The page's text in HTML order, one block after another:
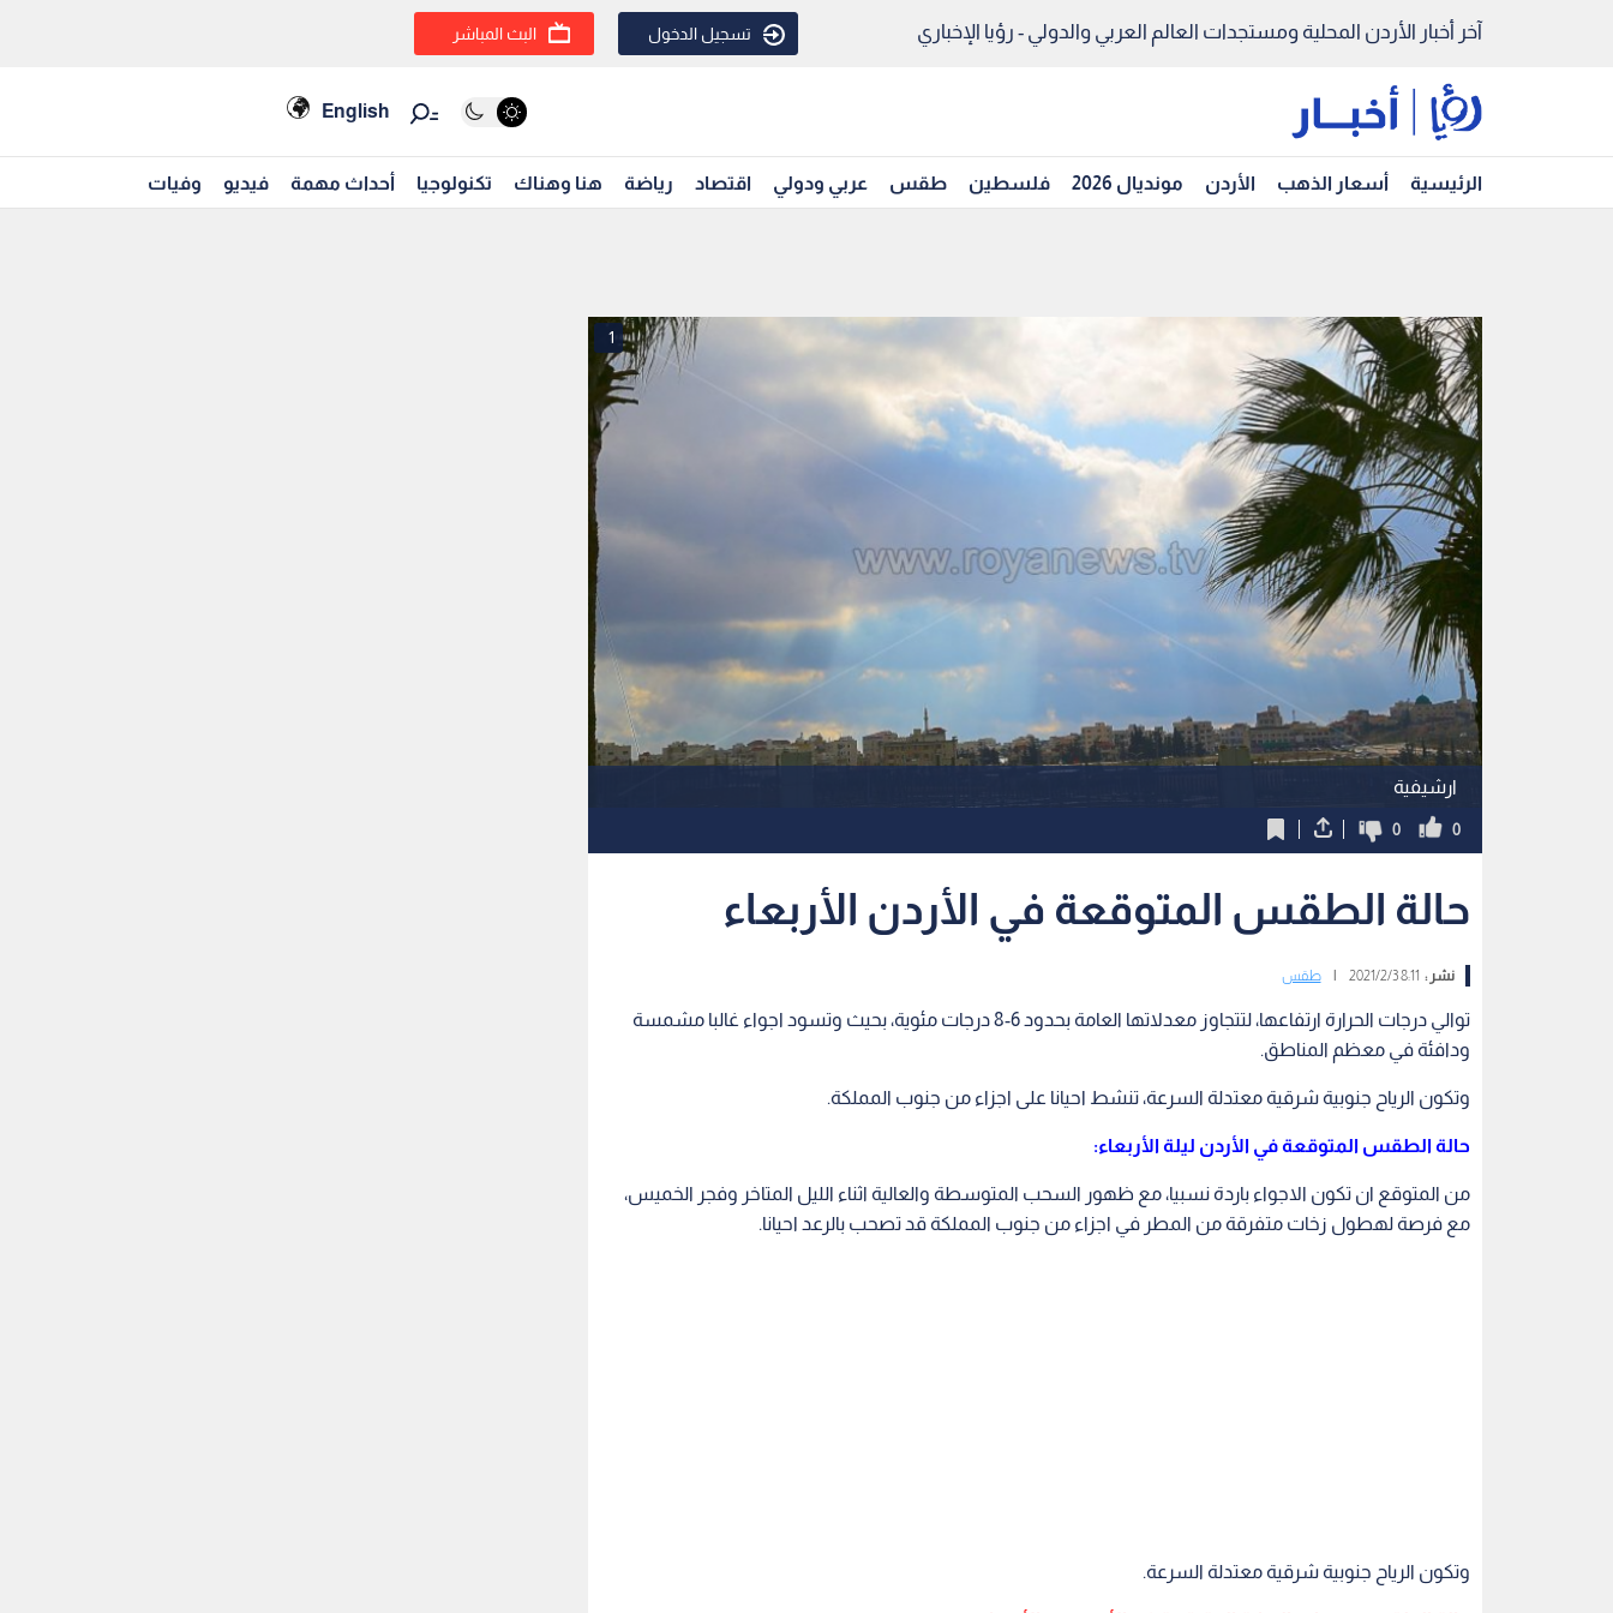
آخر أخبار الأردن المحلية ومستجدات العالم العربي والدولي - رؤيا الإخباري تسجيل الدخول البث المباشر
English
الرئيسية أسعار الذهب الأردن مونديال 2026 فلسطين طقس عربي ودولي اقتصاد رياضة هنا وهناك تكنولوجيا أحداث مهمة فيديو وفيات
ارشيفية
1
0
0
حالة الطقس المتوقعة في الأردن الأربعاء
نشر : 8:11 2021/2/3 طقس
توالي درجات الحرارة ارتفاعها، لتتجاوز معدلاتها العامة بحدود 6-8 درجات مئوية، بحيث وتسود اجواء غالبا مشمسة
ودافئة في معظم المناطق.
وتكون الرياح جنوبية شرقية معتدلة السرعة، تنشط احيانا على اجزاء من جنوب المملكة.
حالة الطقس المتوقعة في الأردن ليلة الأربعاء:
من المتوقع ان تكون الاجواء باردة نسبيا، مع ظهور السحب المتوسطة والعالية اثناء الليل المتاخر وفجر الخميس،
مع فرصة لهطول زخات متفرقة من المطر في اجزاء من جنوب المملكة قد تصحب بالرعد احيانا.
وتكون الرياح جنوبية شرقية معتدلة السرعة.